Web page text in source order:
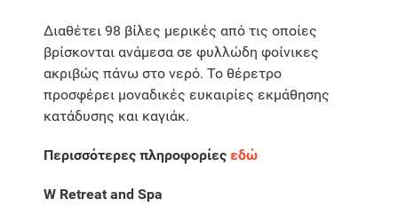
Διαθέτει 98 βίλες μερικές από τις οποίες
βρίσκονται ανάμεσα σε φυλλώδη φοίνικες
ακριβώς πάνω στο νερό. Το θέρετρο
προσφέρει μοναδικές ευκαιρίες εκμάθησης
κατάδυσης και καγιάκ.
Περισσότερες πληροφορίες εδώ
W Retreat and Spa